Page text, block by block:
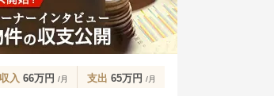
収入 66万円 /月 支出 65万円 /月